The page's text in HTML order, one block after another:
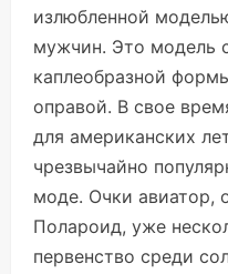
излюбленной
мужчин. Это модель
каплеобразной
оправой. В свое
для американских
чрезвычайно
моде. Очки авиатор,
Полароид, уже
первенство среди